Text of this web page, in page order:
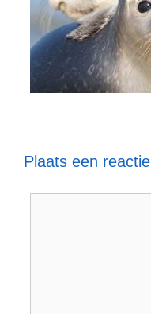
Plaats een reactie